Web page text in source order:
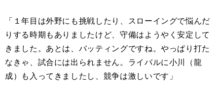
「１年目は外野にも挑戦したり、スローイングで悩んだ
りする時期もありましたけど、守備はようやく安定して
きました。あとは、バッティングですね。やっぱり打た
なきゃ、試合には出られません。ライバルに小川（龍
成）も入ってきましたし、競争は激しいです」